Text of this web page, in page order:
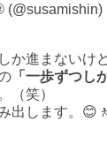
か進まないけど
「一歩ずつし
（笑）
出します。😊🚶